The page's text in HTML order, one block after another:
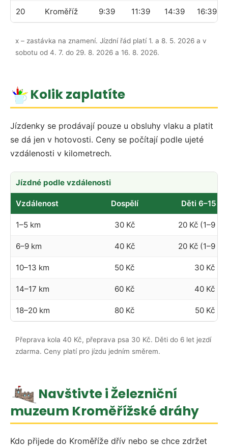
20 Kroměříž 9:39 11:39 14:39 16:39
x – zastávka na znamení. Jízdní řád platí 1. a 8. 5. 2026 a v
sobotu od 4. 7. do 29. 8. 2026 a 16. 8. 2026.
Kolik zaplatíte
Jízdenky se prodávají pouze u obsluhy vlaku a platit
se dá jen v hotovosti. Ceny se počítají podle ujeté
vzdálenosti v kilometrech.
Jízdné podle vzdálenosti
Vzdálenost Dospělí Děti 6–15 let
1–5 km 30 Kč 20 Kč (1–9
6–9 km 40 Kč 20 Kč (1–9
10–13 km 50 Kč 30 Kč
14–17 km 60 Kč 40 Kč
18–20 km 80 Kč 50 Kč
Přeprava kola 40 Kč, přeprava psa 30 Kč. Děti do 6 let jezdí
zdarma. Ceny platí pro jízdu jedním směrem.
Navštivte i Železniční
muzeum Kroměřížské dráhy
Kdo přijede do Kroměříže dřív nebo se chce zdržet